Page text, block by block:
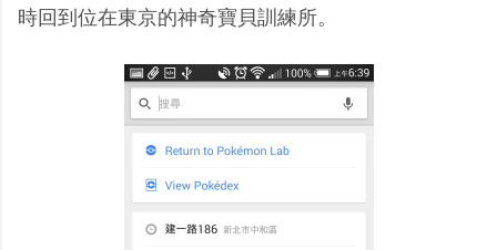
時回到位在東京的神奇寶貝訓練所。